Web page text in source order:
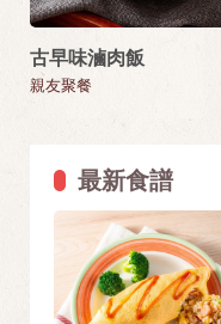
古早味滷肉飯
親友聚餐
最新食譜